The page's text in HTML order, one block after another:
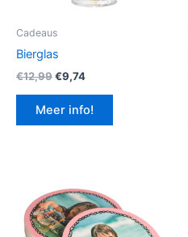
Cadeaus
Bierglas
€12,99Oorspronkelijke
was:
€12,99.
€9,74Huidige
is:
€9,74.
Meer info!